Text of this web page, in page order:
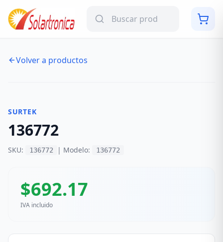
Volver a productos
SURTEK
136772
SKU: 136772 | Modelo: 136772
$692.17
IVA incluido